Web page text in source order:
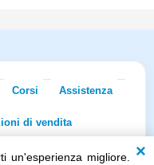
un'esperienza migliore.
Corsi Assistenza
di vendita
20/B · 40129 Bologna · Tel.